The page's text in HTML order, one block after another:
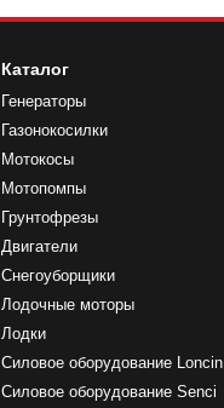
Каталог
Генераторы
Газонокосилки
Мотокосы
Мотопомпы
Грунтофрезы
Двигатели
Снегоуборщики
Лодочные моторы
Лодки
Силовое оборудование Loncin
Силовое оборудование Senci